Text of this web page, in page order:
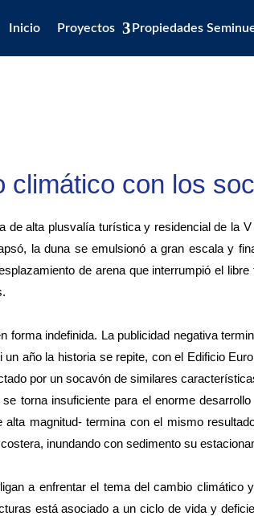
Inicio Proyectos Propiedades
climático con los
alta plusvalía turística y residencial de la
la duna se emulsionó a gran escala y
de arena que interrumpió el
indefinida. La publicidad negativa
año la historia se repite, con el Edificio
por un socavón de similares
torna insuficiente para el enorme
magnitud- termina con el mismo
inundando con sedimento su
a enfrentar el tema del cambio climático
está asociado a un ciclo de vida y